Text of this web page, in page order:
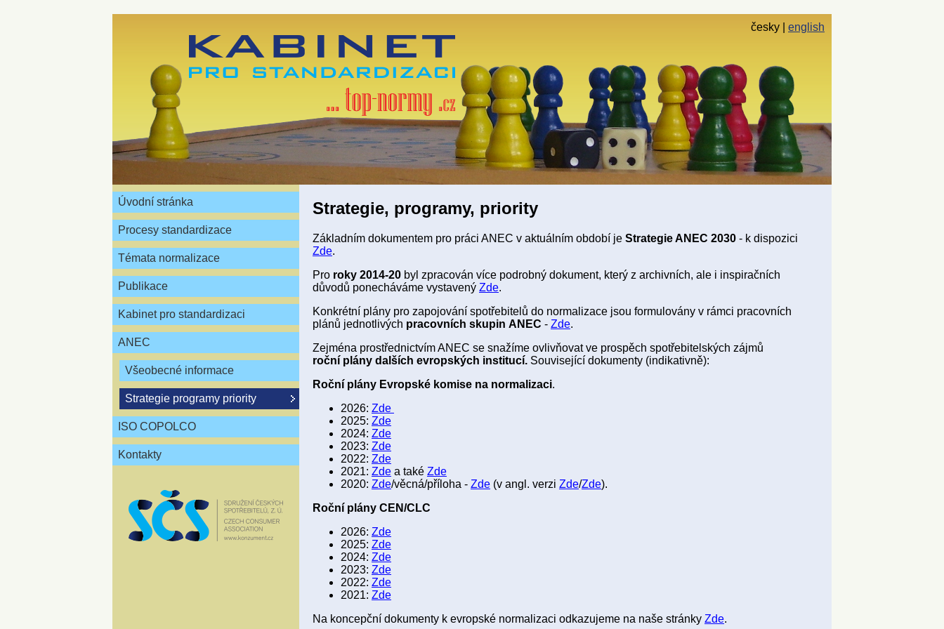
česky english
Úvodní stránka
Procesy standardizace
Témata normalizace
Publikace
Kabinet pro standardizaci
ANEC
Všeobecné informace
Strategie programy priority
ISO COPOLCO
Kontakty
Strategie, programy, priority
Základním dokumentem pro práci ANEC v aktuálním období je Strategie ANEC 2030 - k dispozici
Zde.
Pro roky 2014-20 byl zpracován více podrobný dokument, který z archivních, ale i inspiračních
důvodů ponecháváme vystavený Zde.
Konkrétní plány pro zapojování spotřebitelů do normalizace jsou formulovány v rámci pracovních
plánů jednotlivých pracovních skupin ANEC - Zde.
Zejména prostřednictvím ANEC se snažíme ovlivňovat ve prospěch spotřebitelských zájmů
roční plány dalších evropských institucí. Související dokumenty (indikativně):
Roční plány Evropské komise na normalizaci.
2026: Zde
2025: Zde
2024: Zde
2023: Zde
2022: Zde
2021: Zde a také Zde
2020: Zde/věcná/příloha - Zde (v angl. verzi Zde/Zde).
Roční plány CEN/CLC
2026: Zde
2025: Zde
2024: Zde
2023: Zde
2022: Zde
2021: Zde
Na koncepční dokumenty k evropské normalizaci odkazujeme na naše stránky Zde.